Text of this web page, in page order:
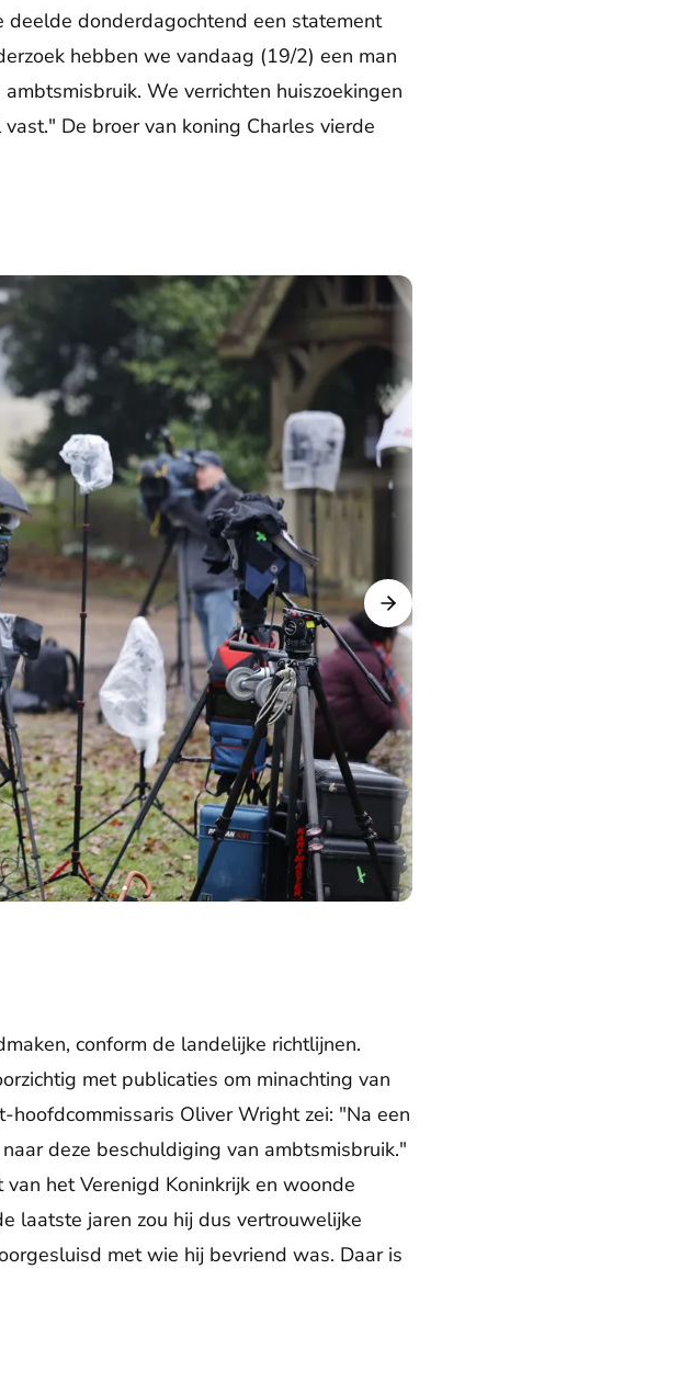
deelde donderdagochtend een statement
hebben we vandaag (19/2) een man
We verrichten huiszoekingen
De broer van koning Charles vierde
conform de landelijke richtlijnen.
met publicaties om minachting van
Oliver Wright zei: "Na een
deze beschuldiging van ambtsmisbruik."
het Verenigd Koninkrijk en woonde
laatste jaren zou hij dus vertrouwelijke
met wie hij bevriend was. Daar is